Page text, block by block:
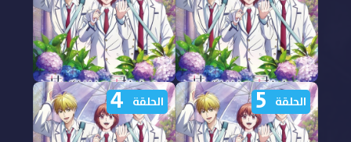
مشاهدة انمي Hana Kimi
الموسم الثاني الحلقة 7
مترجمة
مشاهدة انمي Hana Kimi
الموسم الثاني الحلقة 6
مترجمة
الحلقة 5 الحلقة 4